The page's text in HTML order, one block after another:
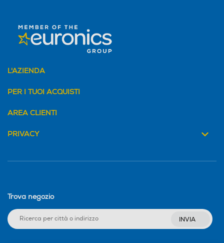
L'AZIENDA
PER I TUOI ACQUISTI
AREA CLIENTI
PRIVACY
Trova negozio
INVIA